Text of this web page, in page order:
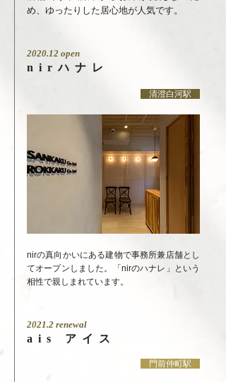
め、ゆったりした居心地が人気です。
2020.12 open
nirハナレ
清澄白河駅
nirの真向かいにある建物で事務所兼店舗とし
てオープンしました。「nirのハナレ」という
相性で親しまれています。
2021.2 renewal
ais アイス
門前仲町駅